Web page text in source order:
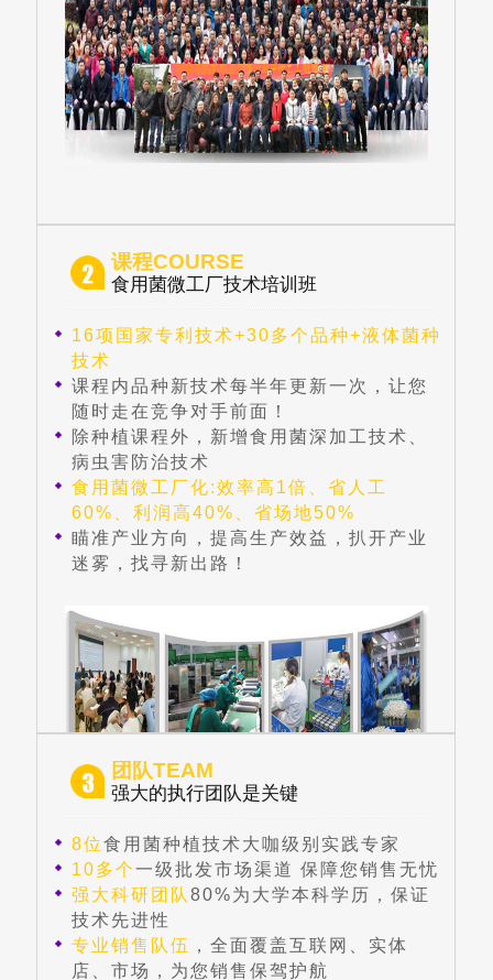
课程COURSE
食用菌微工厂技术培训班
16项国家专利技术+30多个品种+液体菌种
技术
课程内品种新技术每半年更新一次，让您
随时走在竞争对手前面！
除种植课程外，新增食用菌深加工技术、
病虫害防治技术
食用菌微工厂化:效率高1倍、省人工
60%、利润高40%、省场地50%
瞄准产业方向，提高生产效益，扒开产业
迷雾，找寻新出路！
团队TEAM
强大的执行团队是关键
8位食用菌种植技术大咖级别实践专家
10多个一级批发市场渠道 保障您销售无忧
强大科研团队 80%为大学本科学历，保证
技术先进性
专业销售队伍 ，全面覆盖互联网、实体
店、市场，为您销售保驾护航